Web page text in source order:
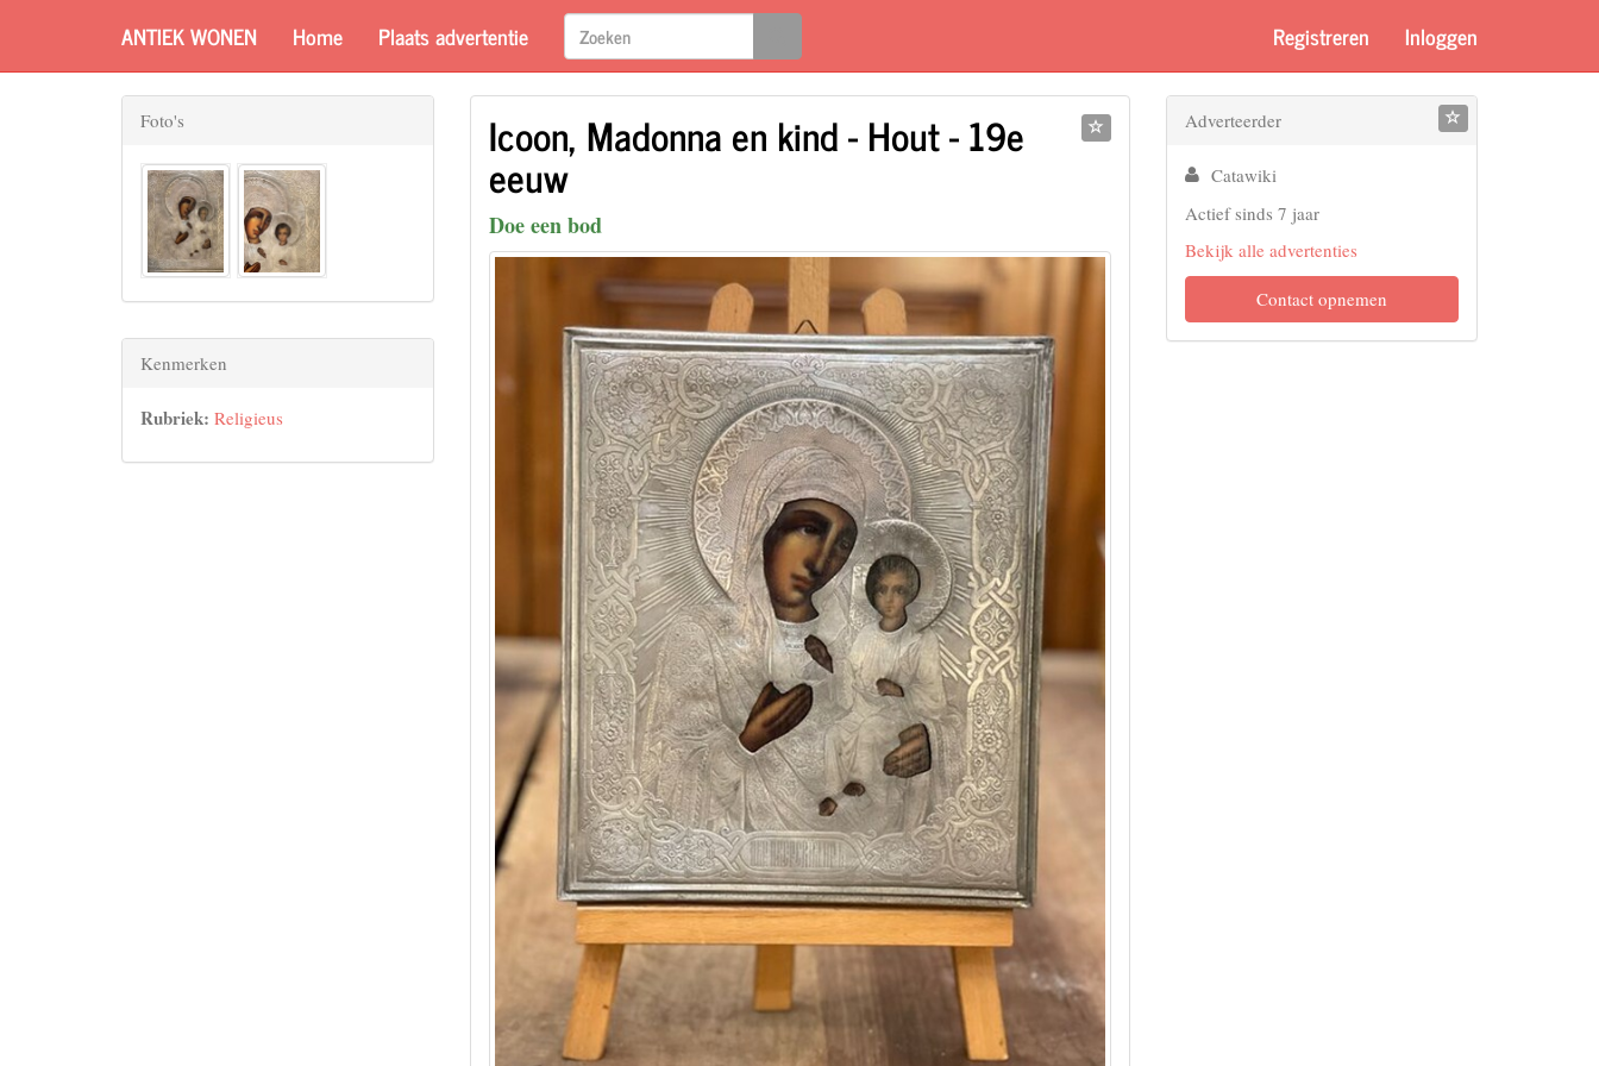
ANTIEK WONEN Home Plaats advertentie Registreren Inloggen
Icoon, Madonna en kind - Hout - 19e
eeuw
Doe een bod
Foto's
Kenmerken
Rubriek: Religieus
Adverteerder
Catawiki
Actief sinds 7 jaar
Bekijk alle advertenties
Contact opnemen